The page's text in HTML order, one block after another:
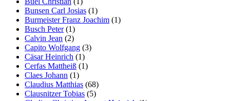
Bunsen Carl Josias (1)
Burmeister Franz Joachim (1)
Busch Peter(1)
Calvin Jean (2)
Capito Wolfgang (3)
Cäsar Heinrich (1)
Cerfas Mattheiß (1)
Claes Johann (1)
Claudius Matthias (68)
Clausnitzer Tobias (5)